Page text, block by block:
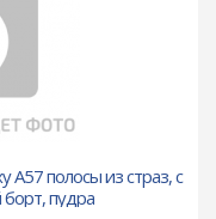
A57 полосы из страз, с
пудра